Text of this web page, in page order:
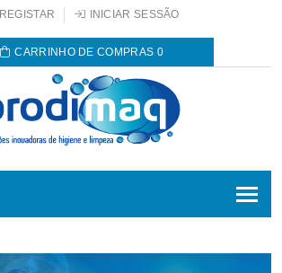
REGISTAR INICIAR SESSÃO
CARRINHO DE COMPRAS 0